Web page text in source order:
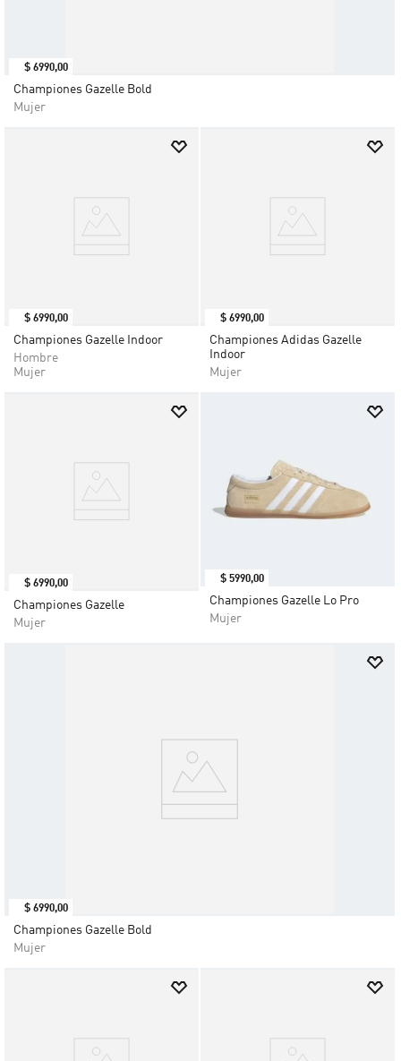
$ 6990,00
Championes Gazelle Bold
Mujer
$ 6990,00
Championes Gazelle Indoor
Hombre
Mujer
$ 6990,00
Championes Adidas Gazelle
Indoor
Mujer
$ 6990,00
Championes Gazelle
Mujer
$ 5990,00
Championes Gazelle Lo Pro
Mujer
$ 6990,00
Championes Gazelle Bold
Mujer